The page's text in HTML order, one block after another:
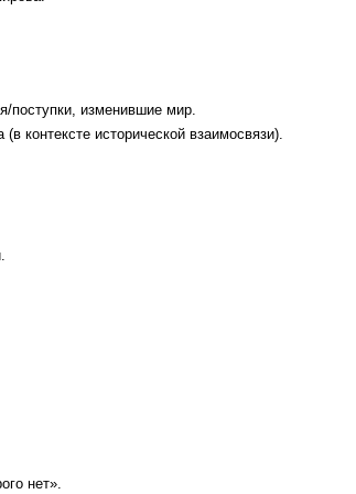
поступки, изменившие мир.
контексте исторической взаимосвязи).
нет».